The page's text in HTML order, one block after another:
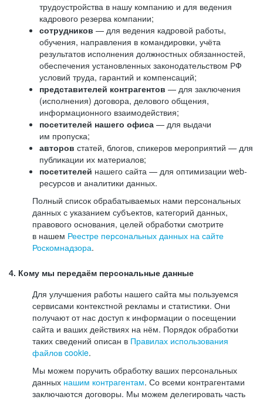
трудоустройства в нашу компанию и для ведения
кадрового резерва компании;
сотрудников — для ведения кадровой работы,
обучения, направления в командировки, учёта
результатов исполнения должностных обязанностей,
обеспечения установленных законодательством РФ
условий труда, гарантий и компенсаций;
представителей контрагентов — для заключения
(исполнения) договора, делового общения,
информационного взаимодействия;
посетителей нашего офиса — для выдачи
им пропуска;
авторов статей, блогов, спикеров мероприятий — для
публикации их материалов;
посетителей нашего сайта — для оптимизации web-
ресурсов и аналитики данных.
Полный список обрабатываемых нами персональных
данных с указанием субъектов, категорий данных,
правового основания, целей обработки смотрите
в нашем Реестре персональных данных на сайте
Роскомнадзора.
4. Кому мы передаём персональные данные
Для улучшения работы нашего сайта мы пользуемся
сервисами контекстной рекламы и статистики. Они
получают от нас доступ к информации о посещении
сайта и ваших действиях на нём. Порядок обработки
таких сведений описан в Правилах использования
файлов cookie.
Мы можем поручить обработку ваших персональных
данных нашим контрагентам. Со всеми контрагентами
заключаются договоры. Мы можем делегировать часть